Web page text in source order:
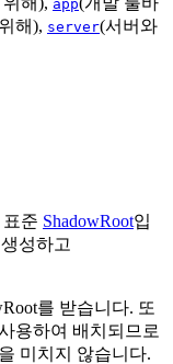
app
해), server(서버와
준 ShadowRoot입
성하고
를 받습니다. 또
용하여 배치되므로
미치지 않습니다.